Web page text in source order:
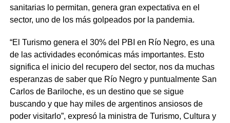
sanitarias lo permitan, genera gran expectativa en el
sector, uno de los más golpeados por la pandemia.
“El Turismo genera el 30% del PBI en Río Negro, es una
de las actividades económicas más importantes. Esto
significa el inicio del recupero del sector, nos da muchas
esperanzas de saber que Río Negro y puntualmente San
Carlos de Bariloche, es un destino que se sigue
buscando y que hay miles de argentinos ansiosos de
poder visitarlo”, expresó la ministra de Turismo, Cultura y